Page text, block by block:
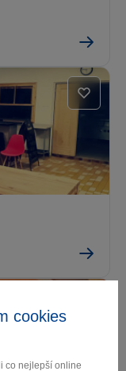
cookies
co nejlepší online